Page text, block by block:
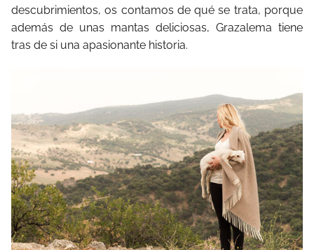
descubrimientos, os contamos de qué se trata, porque
además de unas mantas deliciosas, Grazalema tiene
tras de si una apasionante historia.